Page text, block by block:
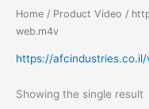
Home / Product Video /
web.m4v
https://
Showing the single result